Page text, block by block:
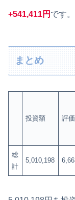
+541,411円 です。
まとめ
投資額 評
総
計
5,010,198